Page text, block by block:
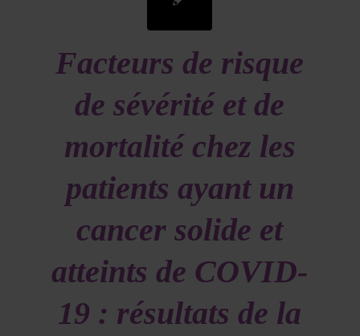
Facteurs de risque
de sévérité et de
mortalité chez les
patients ayant un
cancer solide et
atteints de COVID-
19 : résultats de la